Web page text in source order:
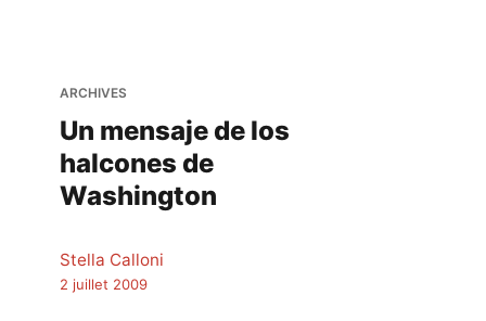
ARCHIVES
Un mensaje de los
halcones de
Washington
Stella Calloni
2 juillet 2009